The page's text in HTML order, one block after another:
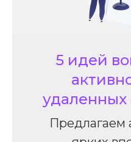
5 идей
удаленных
Предлагаем